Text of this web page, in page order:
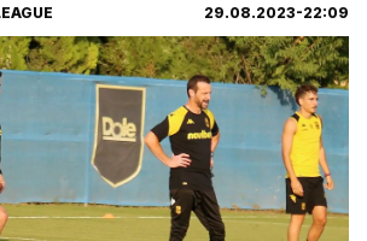
29.08.2023-22:09